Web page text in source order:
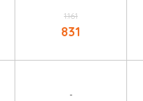
1.161
831
-